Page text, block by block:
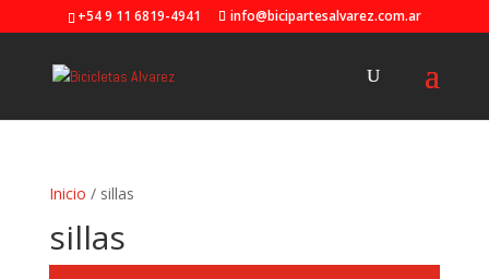
+54 9 11 6819-4941 info@bicipartesalvarez.com.ar
Inicio / sillas
sillas